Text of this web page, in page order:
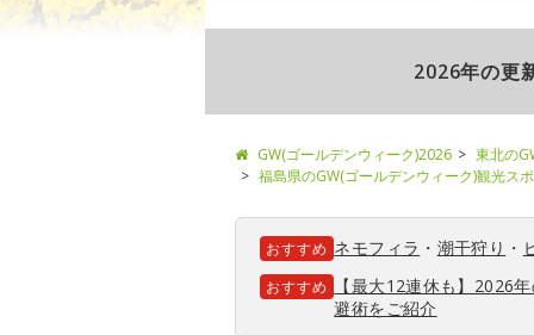
2026年の更
GW(ゴールデンウィーク)2026 東北の
福島県のGW(ゴールデンウィーク)観光ス
おすすめ ネモフィラ ・ 潮干狩り ・
おすすめ
【最大12連休も】2026
避術をご紹介